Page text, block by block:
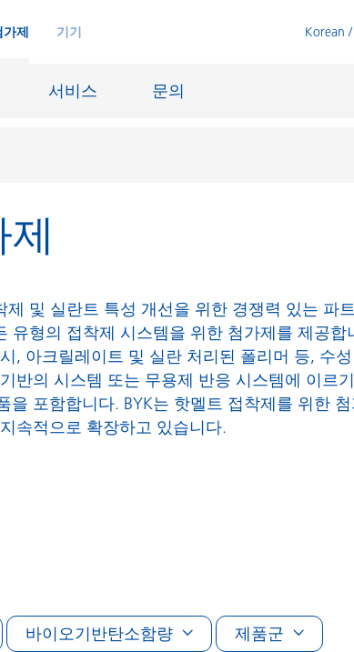
가제 기기 Korean
서비스 문의
호시설용
선박 및 중방식용 도료
Oil & Gas 분야
종이 코팅
퍼스널 케어
제 및 실란트 특성 개선을 위한 경쟁력 있는 파
유형의 접착제 시스템을 위한 첨가제를 제공합
, 아크릴레이트 및 실란 처리된 폴리머 등, 수
반의 시스템 또는 무용제 반응 시스템에 이르
을 포함합니다. BYK는 핫멜트 접착제를 위한
속적으로 확장하고 있습니다.
바이오기반탄소함량 제품군